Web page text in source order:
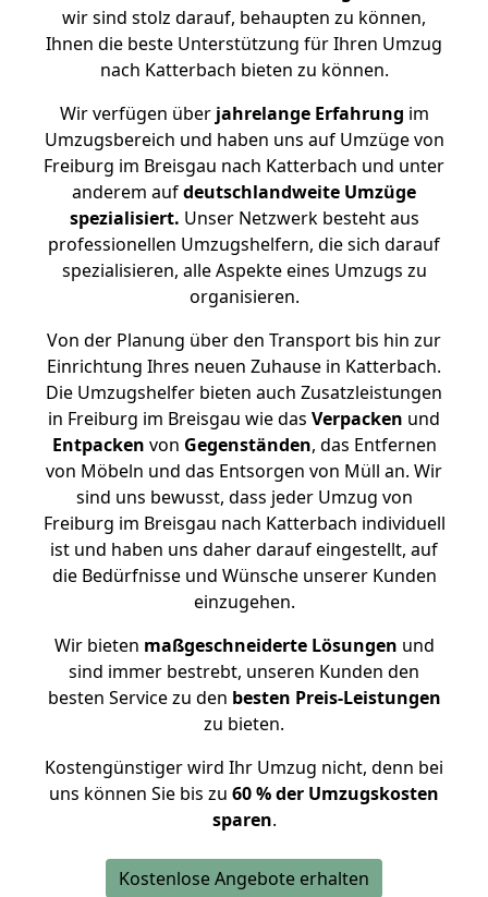
wir sind stolz darauf, behaupten zu können,
Ihnen die beste Unterstützung für Ihren Umzug
nach Katterbach bieten zu können.
Wir verfügen überjahrelange Erfahrung im
Umzugsbereich und haben uns auf Umzüge von
Freiburg im Breisgau nach Katterbach und unter
anderem aufdeutschlandweite Umzüge
spezialisiert. Unser Netzwerk besteht aus
professionellen Umzugshelfern, die sich darauf
spezialisieren, alle Aspekte eines Umzugs zu
organisieren.
Von der Planung über den Transport bis hin zur
Einrichtung Ihres neuen Zuhause in Katterbach.
Die Umzugshelfer bieten auch Zusatzleistungen
in Freiburg im Breisgau wie das Verpacken und
Entpacken von Gegenständen, das Entfernen
von Möbeln und das Entsorgen von Müll an. Wir
sind uns bewusst, dass jeder Umzug von
Freiburg im Breisgau nach Katterbach individuell
ist und haben uns daher darauf eingestellt, auf
die Bedürfnisse und Wünsche unserer Kunden
einzugehen.
Wir bieten maßgeschneiderte Lösungen und
sind immer bestrebt, unseren Kunden den
besten Service zu den besten Preis-Leistungen
zu bieten.
Kostengünstiger wird Ihr Umzug nicht, denn bei
uns können Sie bis zu 60 % der Umzugskosten
sparen.
Kostenlose Angebote erhalten